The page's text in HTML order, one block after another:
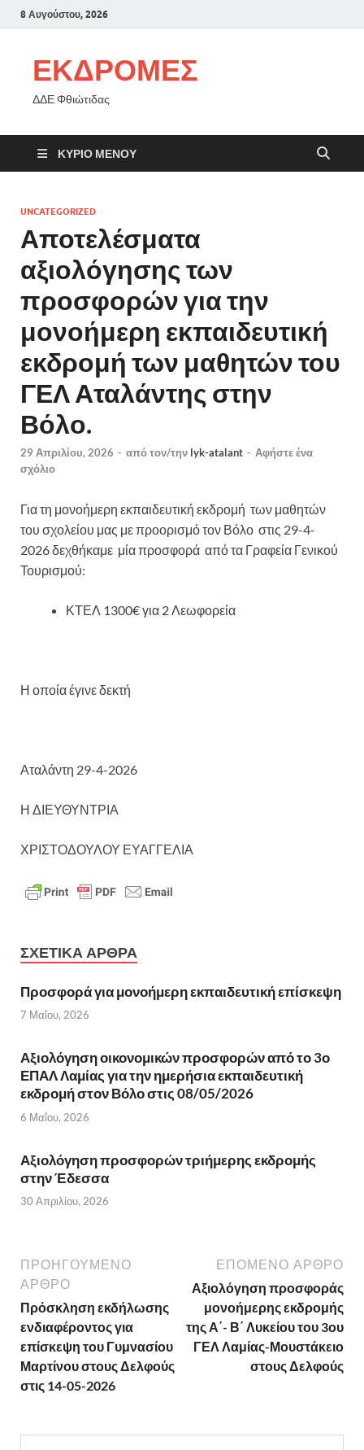
8 Αυγούστου, 2026
ΕΚΔΡΟΜΕΣ
ΔΔΕ Φθιώτιδας
ΚΎΡΙΟ ΜΕΝΟΎ
UNCATEGORIZED
Αποτελέσματα
αξιολόγησης των
προσφορών για την
μονοήμερη εκπαιδευτική
εκδρομή των μαθητών του
ΓΕΛ Αταλάντης στην
Βόλο.
29 Απριλίου, 2026 - από τον/την lyk-atalant - Αφήστε ένα
σχόλιο
Για τη μονοήμερη εκπαιδευτική εκδρομή των μαθητών
του σχολείου μας με προορισμό τον Βόλο στις 29-4-
2026 δεχθήκαμε μία προσφορά από τα Γραφεία Γενικού
Τουρισμού:
ΚΤΕΛ 1300€ για 2 Λεωφορεία
Η οποία έγινε δεκτή
Αταλάντη 29-4-2026
Η ΔΙΕΥΘΥΝΤΡΙΑ
ΧΡΙΣΤΟΔΟΥΛΟΥ ΕΥΑΓΓΕΛΙΑ
ΣΧΕΤΙΚΆ ΆΡΘΡΑ
Προσφορά για μονοήμερη εκπαιδευτική επίσκεψη
7 Μαΐου, 2026
Αξιολόγηση οικονομικών προσφορών από το 3ο
ΕΠΑΛ Λαμίας για την ημερήσια εκπαιδευτική
εκδρομή στον Βόλο στις 08/05/2026
6 Μαΐου, 2026
Αξιολόγηση προσφορών τριήμερης εκδρομής
στην Έδεσσα
30 Απριλίου, 2026
ΠΡΟΗΓΟΎΜΕΝΟ
ΆΡΘΡΟ
Πρόσκληση εκδήλωσης
ενδιαφέροντος για
επίσκεψη του Γυμνασίου
Μαρτίνου στους Δελφούς
στις 14-05-2026
ΕΠΌΜΕΝΟ ΆΡΘΡΟ
Αξιολόγηση προσφοράς
μονοήμερης εκδρομής
της Α΄- Β΄ Λυκείου του 3ου
ΓΕΛ Λαμίας-Μουστάκειο
στους Δελφούς